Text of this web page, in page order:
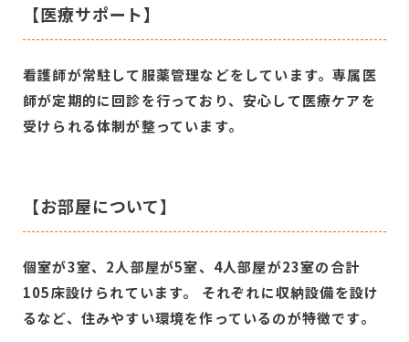
【医療サポート】
看護師が常駐して服薬管理などをしています。専属医
師が定期的に回診を行っており、安心して医療ケアを
受けられる体制が整っています。
【お部屋について】
個室が3室、2人部屋が5室、4人部屋が23室の合計
105床設けられています。 それぞれに収納設備を設け
るなど、住みやすい環境を作っているのが特徴です。